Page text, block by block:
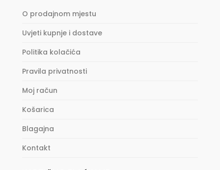
O prodajnom mjestu
Uvjeti kupnje i dostave
Politika kolačića
Pravila privatnosti
Moj račun
Košarica
Blagajna
Kontakt